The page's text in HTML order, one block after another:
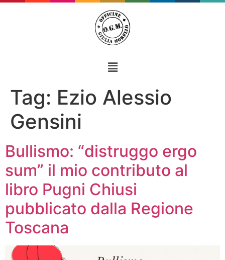
Tag: Ezio Alessio
Gensini
Bullismo: “distruggo ergo
sum” il mio contributo al
libro Pugni Chiusi
pubblicato dalla Regione
Toscana